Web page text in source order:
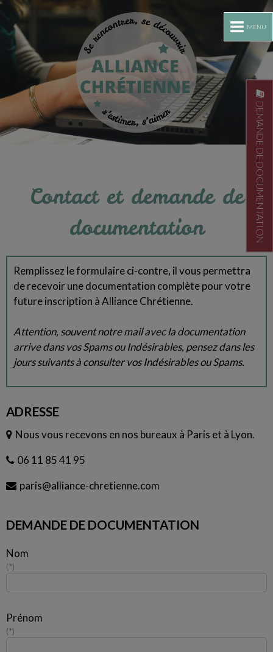
MENU
DEMANDE DE DOCUMENTATION
Contact et demande de
documentation
Remplissez le formulaire ci-contre, il vous permettra
de recevoir une documentation complète pour votre
future inscription à Alliance Chrétienne.
Attention, souvent notre mail avec la documentation
arrive dans vos Spams ou Indésirables, pensez dans les
jours suivants à consulter vos Indésirables ou Spams.
ADRESSE
Nous vous recevons en nos bureaux à Paris et à Lyon.
06 11 85 41 95
paris@alliance-chretienne.com
DEMANDE DE DOCUMENTATION
Nom
*
Prénom
*